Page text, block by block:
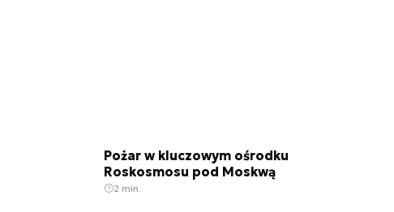
Pożar w kluczowym ośrodku
Roskosmosu pod Moskwą
2 min.